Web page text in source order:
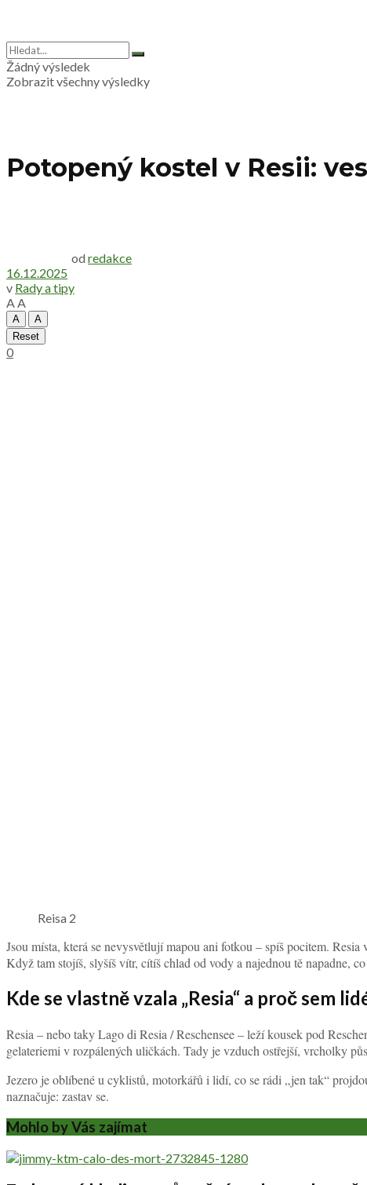
Žádný výsledek
Zobrazit všechny výsledky
Potopený kostel v Resii:
od redakce
16.12.2025
v Rady a tipy
AA
A
A
Reset
0
Reisa 2
Jsou místa, která se nevysvětlují mapou ani fotkou – spíš pocitem.
Když tam stojíš, slyšíš vítr, cítíš chlad od vody a najednou tě napadne,
Kde se vlastně vzala „Resia“ a proč sem
Resia – nebo taky Lago di Resia / Reschensee – leží kousek pod
gelateriemi v rozpálených uličkách. Tady je vzduch ostřejší, vrcholky
Jezero je oblíbené u cyklistů, motorkářů i lidí, co se rádi „jen tak“
naznačuje: zastav se.
Mohlo by Vás zajímat